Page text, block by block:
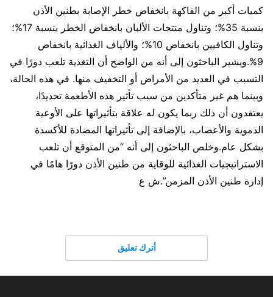
كميات أكبر من الفاكهة بانخفاض خطر الإصابة بطنين الأذن
بنسبة 35%؛ وتناول منتجات الألبان بانخفاض الخطر بنسبة 17%؛
وتناول الكافيين بانخفاض 10%؛ والألياف الغذائية بانخفاض
9%.ويشير الباحثون إلى أنه من الواضح أن التغذية تلعب دورًا في
التسبب في العديد من الأمراض أو التخفيف منها. في هذه الحالة،
وبينما هم غير متأكدين من سبب تأثير هذه الأطعمة تحديدًا،
يعتقدون أن ذلك ربما يكون له علاقة بتأثيراتها على الأوعية
الدموية والأعصاب، بالإضافة إلى تأثيراتها المضادة للأكسدة
بشكل عام.وخلص الباحثون إلى أنه “من المتوقع أن تلعب
الاستراتيجيات الغذائية للوقاية من طنين الأذن دورًا هامًا في
إدارة طنين الأذن المزمن”.ش ع
أترك تعليق